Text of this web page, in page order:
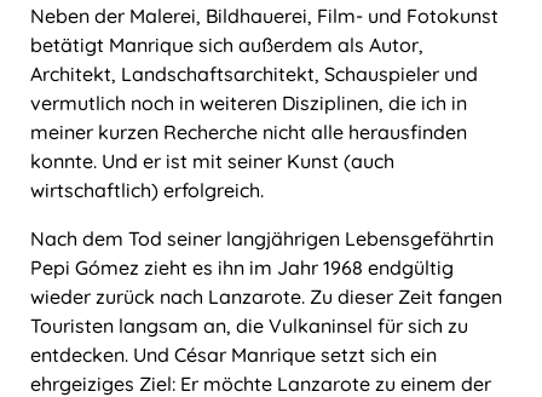
Neben der Malerei, Bildhauerei, Film- und Fotokunst
betätigt Manrique sich außerdem als Autor,
Architekt, Landschaftsarchitekt, Schauspieler und
vermutlich noch in weiteren Disziplinen, die ich in
meiner kurzen Recherche nicht alle herausfinden
konnte. Und er ist mit seiner Kunst (auch
wirtschaftlich) erfolgreich.
Nach dem Tod seiner langjährigen Lebensgefährtin
Pepi Gómez zieht es ihn im Jahr 1968 endgültig
wieder zurück nach Lanzarote. Zu dieser Zeit fangen
Touristen langsam an, die Vulkaninsel für sich zu
entdecken. Und César Manrique setzt sich ein
ehrgeiziges Ziel: Er möchte Lanzarote zu einem der